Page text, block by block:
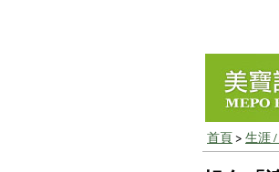
首頁> 生涯 /